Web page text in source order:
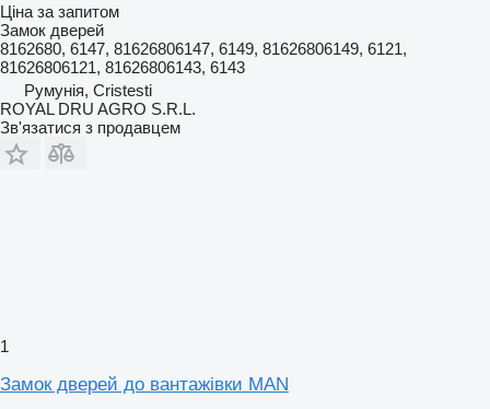
Ціна за запитом
Замок дверей
8162680, 6147, 81626806147, 6149, 81626806149, 6121,
81626806121, 81626806143, 6143
Румунія, Cristesti
ROYAL DRU AGRO S.R.L.
Зв'язатися з продавцем
1
Замок дверей до вантажівки MAN